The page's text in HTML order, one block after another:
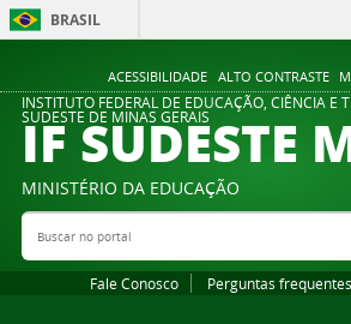
ACESSIBILIDADE ALTO CONTRASTE
BRASIL
INSTITUTO FEDERAL DE EDUCAÇÃO, CIÊNCIA E
SUDESTE DE MINAS GERAIS
IF SUDESTE
MINISTÉRIO DA EDUCAÇÃO
Buscar no portal
Fale Conosco Perguntas frequentes